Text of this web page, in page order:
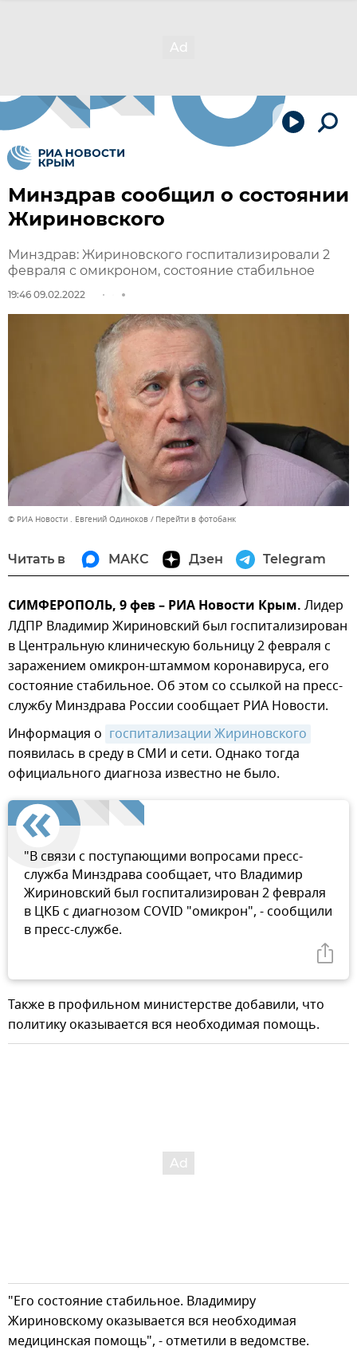
Минздрав сообщил о состоянии
Жириновского
Минздрав: Жириновского госпитализировали 2
февраля с омикроном, состояние стабильное
19:46 09.02.2022
© РИА Новости . Евгений Одиноков Перейти в фотобанк
Читать в МАКС Дзен Telegram
СИМФЕРОПОЛЬ, 9 фев – РИА Новости Крым. Лидер
ЛДПР Владимир Жириновский был госпитализирован
в Центральную клиническую больницу 2 февраля с
заражением омикрон-штаммом коронавируса, его
состояние стабильное. Об этом со ссылкой на пресс-
службу Минздрава России сообщает РИА Новости.
Информация о госпитализации Жириновского
появилась в среду в СМИ и сети. Однако тогда
официального диагноза известно не было.
"В связи с поступающими вопросами пресс-
служба Минздрава сообщает, что Владимир
Жириновский был госпитализирован 2 февраля
в ЦКБ с диагнозом COVID "омикрон", - сообщили
в пресс-службе.
Также в профильном министерстве добавили, что
политику оказывается вся необходимая помощь.
"Его состояние стабильное. Владимиру
Жириновскому оказывается вся необходимая
медицинская помощь", - отметили в ведомстве.